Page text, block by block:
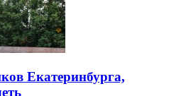
Екатеринбурга,